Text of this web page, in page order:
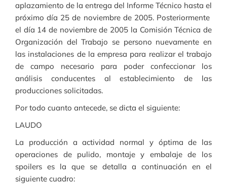
aplazamiento de la entrega del Informe Técnico hasta el
próximo día 25 de noviembre de 2005. Posteriormente
el día 14 de noviembre de 2005 la Comisión Técnica de
Organización del Trabajo se persono nuevamente en
las instalaciones de la empresa para realizar el trabajo
de campo necesario para poder confeccionar los
análisis conducentes al establecimiento de las
producciones solicitadas.
Por todo cuanto antecede, se dicta el siguiente:
LAUDO
La producción a actividad normal y óptima de las
operaciones de pulido, montaje y embalaje de los
spoilers es la que se detalla a continuación en el
siguiente cuadro: